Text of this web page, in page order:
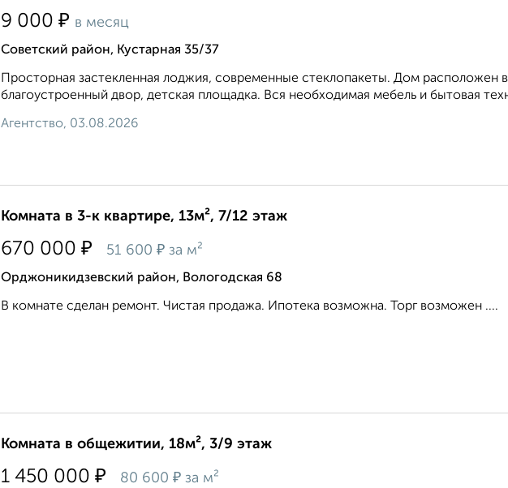
9 000 ₽ в месяц
Советский район, Кустарная 35/37
Просторная застекленная лоджия, современные стеклопакеты. Дом расположен
благоустроенный двор, детская площадка. Вся необходимая мебель и бытовая
Агентство, 03.08.2026
Комната в 3-к квартире, 13м², 7/12 этаж
670 000 ₽ 51 600 ₽ за м²
Орджоникидзевский район, Вологодская 68
В комнате сделан ремонт. Чистая продажа. Ипотека возможна. Торг возможен ....
Комната в общежитии, 18м², 3/9 этаж
1 450 000 ₽ 80 600 ₽ за м²